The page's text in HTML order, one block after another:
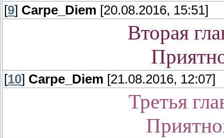
[9] Carpe_Diem [20.08.2016, 15:51]
Вторая
[10] Carpe_Diem [21.08.2016, 12:07]
Третья